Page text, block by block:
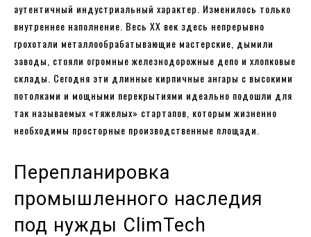
аутентичный индустриальный характер. Изменилось только
внутреннее наполнение. Весь XX век здесь непрерывно
грохотали металлообрабатывающие мастерские, дымили
заводы, стояли огромные железнодорожные депо и хлопковые
склады. Сегодня эти длинные кирпичные ангары с высокими
потолками и мощными перекрытиями идеально подошли для
так называемых «тяжелых» стартапов, которым жизненно
необходимы просторные производственные площади.
Перепланировка
промышленного наследия
под нужды ClimTech